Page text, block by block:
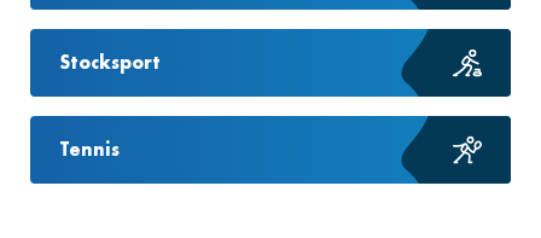
Stocksport
Tennis